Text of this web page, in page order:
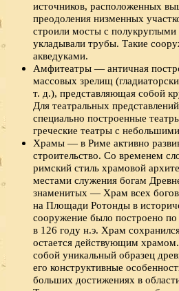
источников, расположенных
преодоления низменных
строили мосты с
укладывали трубы. Такие
акведуками.
Амфитеатры — античная
массовых зрелищ
т. д.), представляющая собой
Для театральных
специально построенные
греческие театры с
Храмы — в Риме активно
строительство. Со временем
римский стиль храмовой
местами служения богам
знаменитых — Храм всех
на Площади Ротонды в
сооружение было построено
в 126 году н.э. Храм
остается действующим
собой уникальный образец
его конструктивные
больших достижениях в